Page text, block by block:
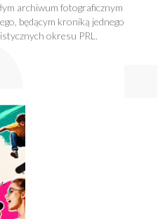
archiwum fotograficznym
będącym kroniką jednego
okresu PRL.